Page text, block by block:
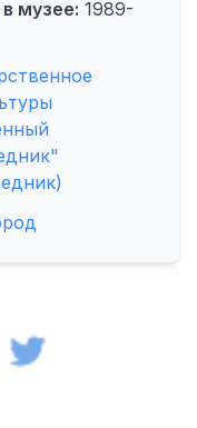
музее: 1989-